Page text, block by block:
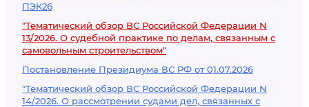
ПЭК26
"Тематический обзор ВС Российской Федерации N
13/2026. О судебной практике по делам, связанным с
самовольным строительством"
Постановление Президиума ВС РФ от 01.07.2026
"Тематический обзор ВС Российской Федерации N
14/2026. О рассмотрении судами дел, связанных с